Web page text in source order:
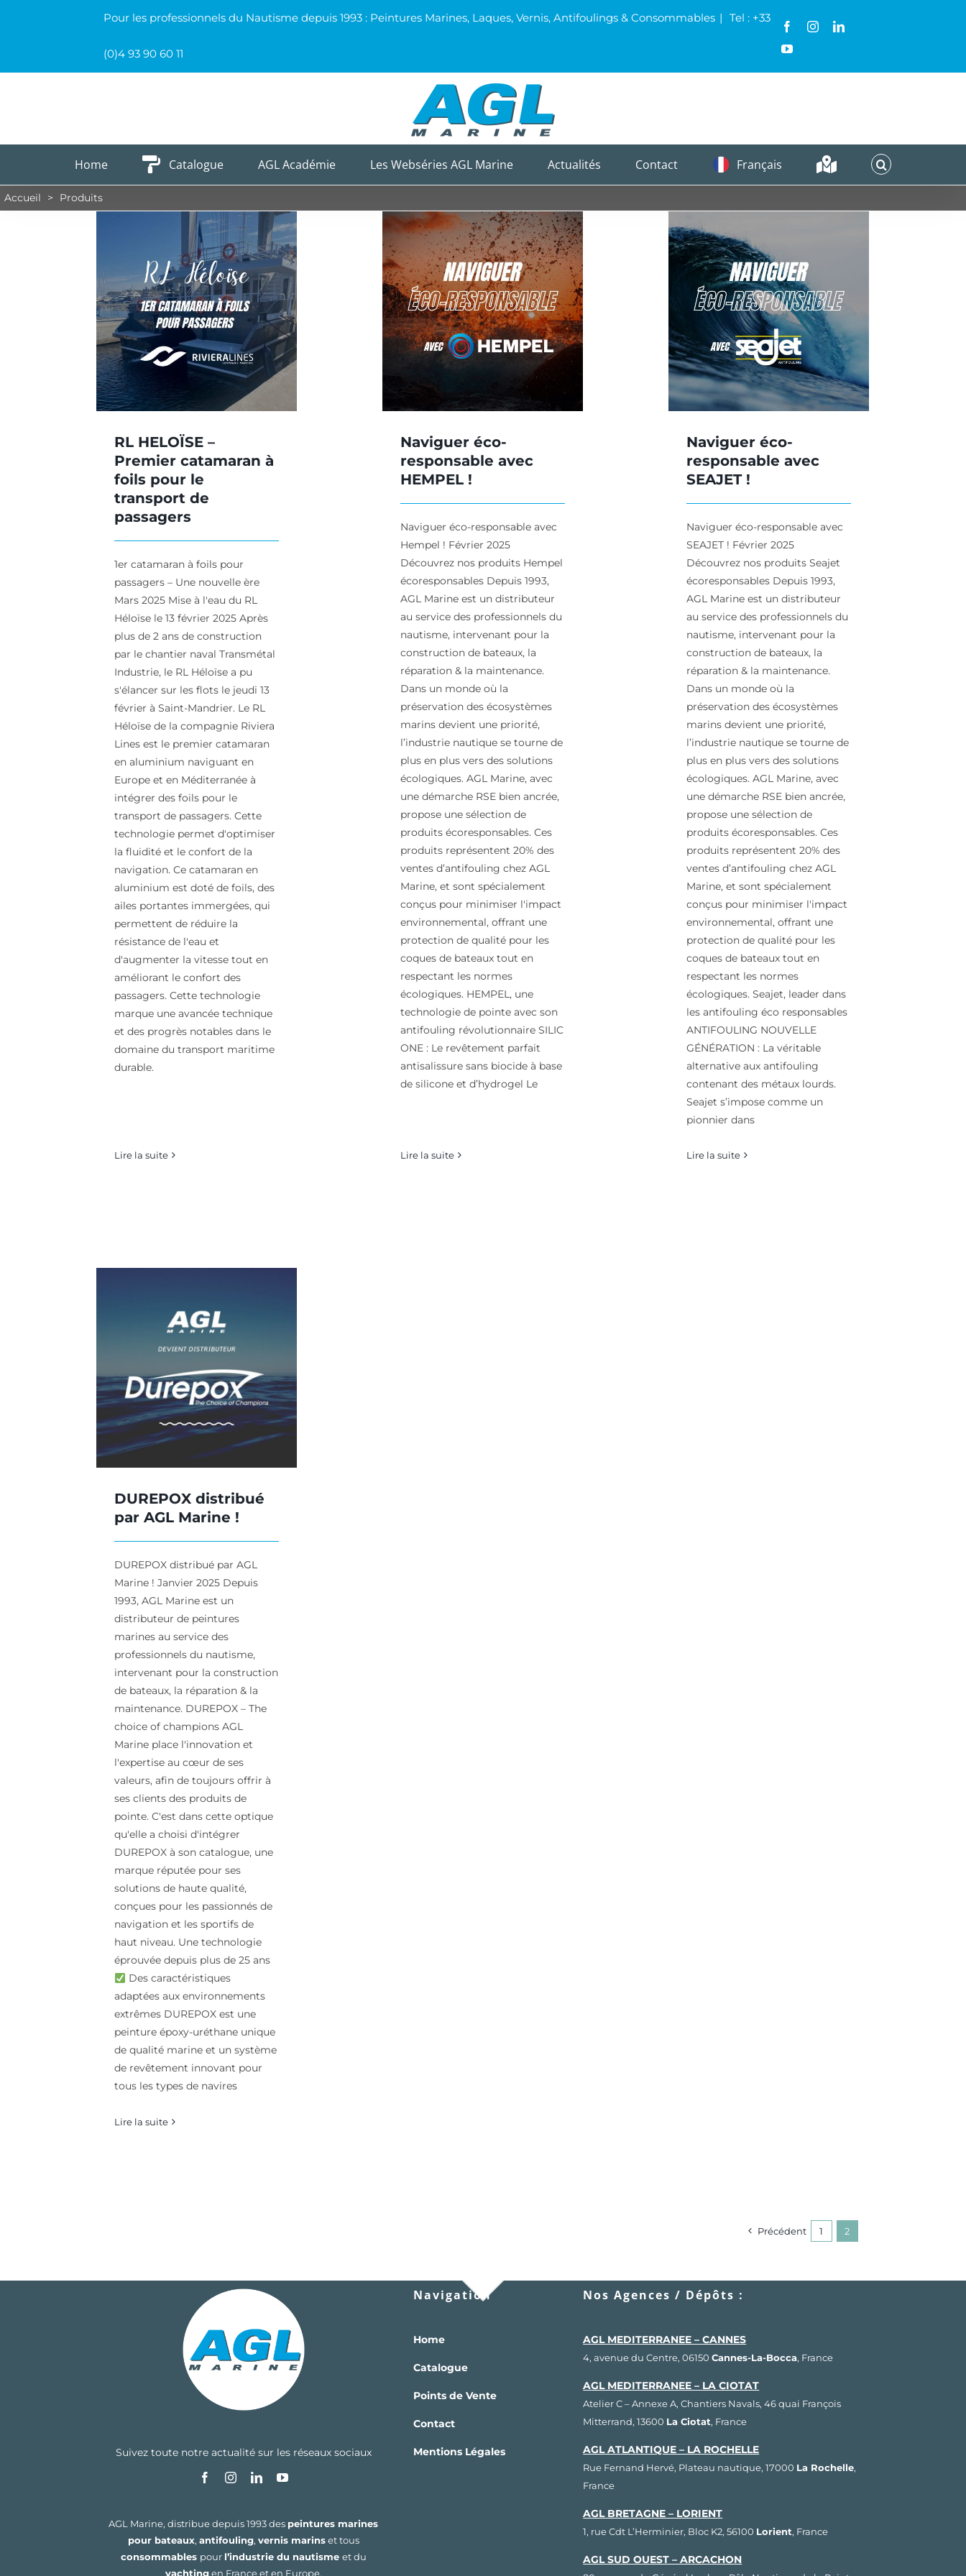
Pour les professionnels du Nautisme depuis 1993 : Peintures Marines, Laques, Vernis, Antifoulings & Consommables | Tel : +33
(0)4 93 90 60 11
FacebookInstagramLinkedIn
YouTube
Home Catalogue AGL Académie Les Webséries AGL Marine Actualités Contact Français
Accueil > Produits
RL HELOÏSE –
Premier catamaran à
foils pour le
transport de
passagers
1er catamaran à foils pour
passagers – Une nouvelle ère
Mars 2025 Mise à l'eau du RL
Héloïse le 13 février 2025 Après
plus de 2 ans de construction
par le chantier naval Transmétal
Industrie, le RL Héloïse a pu
s'élancer sur les flots le jeudi 13
février à Saint-Mandrier. Le RL
Héloïse de la compagnie Riviera
Lines est le premier catamaran
en aluminium naviguant en
Europe et en Méditerranée à
intégrer des foils pour le
transport de passagers. Cette
technologie permet d'optimiser
la fluidité et le confort de la
navigation. Ce catamaran en
aluminium est doté de foils, des
ailes portantes immergées, qui
permettent de réduire la
résistance de l'eau et
d'augmenter la vitesse tout en
améliorant le confort des
passagers. Cette technologie
marque une avancée technique
et des progrès notables dans le
domaine du transport maritime
durable.
Lire la suite
Naviguer éco-
responsable avec
HEMPEL !
AGL Marine Produits
Naviguer éco-
responsable avec
HEMPEL !
Naviguer éco-responsable avec
Hempel ! Février 2025
Découvrez nos produits Hempel
écoresponsables Depuis 1993,
AGL Marine est un distributeur
au service des professionnels du
nautisme, intervenant pour la
construction de bateaux, la
réparation & la maintenance.
Dans un monde où la
préservation des écosystèmes
marins devient une priorité,
l’industrie nautique se tourne de
plus en plus vers des solutions
écologiques. AGL Marine, avec
une démarche RSE bien ancrée,
propose une sélection de
produits écoresponsables. Ces
produits représentent 20% des
ventes d’antifouling chez AGL
Marine, et sont spécialement
conçus pour minimiser l'impact
environnemental, offrant une
protection de qualité pour les
coques de bateaux tout en
respectant les normes
écologiques. HEMPEL, une
technologie de pointe avec son
antifouling révolutionnaire SILIC
ONE : Le revêtement parfait
antisalissure sans biocide à base
de silicone et d’hydrogel Le
Lire la suite
Naviguer éco-
responsable avec
SEAJET !
AGL Marine
Naviguer éco-
responsable avec
SEAJET !
Naviguer éco-responsable avec
SEAJET ! Février 2025
Découvrez nos produits Seajet
écoresponsables Depuis 1993,
AGL Marine est un distributeur
au service des professionnels du
nautisme, intervenant pour la
construction de bateaux, la
réparation & la maintenance.
Dans un monde où la
préservation des écosystèmes
marins devient une priorité,
l’industrie nautique se tourne de
plus en plus vers des solutions
écologiques. AGL Marine, avec
une démarche RSE bien ancrée,
propose une sélection de
produits écoresponsables. Ces
produits représentent 20% des
ventes d’antifouling chez AGL
Marine, et sont spécialement
conçus pour minimiser l'impact
environnemental, offrant une
protection de qualité pour les
coques de bateaux tout en
respectant les normes
écologiques. Seajet, leader dans
les antifouling éco responsables
ANTIFOULING NOUVELLE
GÉNÉRATION : La véritable
alternative aux antifouling
contenant des métaux lourds.
Seajet s’impose comme un
pionnier dans
Lire la suite
DUREPOX distribué
par AGL Marine !
DUREPOX distribué par AGL
Marine ! Janvier 2025 Depuis
1993, AGL Marine est un
distributeur de peintures
marines au service des
professionnels du nautisme,
intervenant pour la construction
de bateaux, la réparation & la
maintenance. DUREPOX – The
choice of champions AGL
Marine place l'innovation et
l'expertise au cœur de ses
valeurs, afin de toujours offrir à
ses clients des produits de
pointe. C'est dans cette optique
qu'elle a choisi d'intégrer
DUREPOX à son catalogue, une
marque réputée pour ses
solutions de haute qualité,
conçues pour les passionnés de
navigation et les sportifs de
haut niveau. Une technologie
éprouvée depuis plus de 25 ans
Des caractéristiques
adaptées aux environnements
extrêmes DUREPOX est une
peinture époxy-uréthane unique
de qualité marine et un système
de revêtement innovant pour
tous les types de navires
Lire la suite
Précédent 1 2
Suivez toute notre actualité sur les réseaux sociaux
AGL Marine, distribue depuis 1993 des peintures marines
pour bateaux, antifouling, vernis marinset tous
consommables pour l’industrie du nautisme et du
yachtingen France et en Europe.
Navigation
Home
Catalogue
Points de Vente
Contact
Mentions Légales
Nos Agences / Dépôts :
AGL MEDITERRANEE – CANNES
4, avenue du Centre, 06150Cannes-La-Bocca, France
AGL MEDITERRANEE – LA CIOTAT
Atelier C – Annexe A, Chantiers Navals, 46 quai François
Mitterrand, 13600 La Ciotat, France
AGL ATLANTIQUE – LA ROCHELLE
Rue Fernand Hervé, Plateau nautique, 17000 La Rochelle,
France
AGL BRETAGNE – LORIENT
1, rue Cdt L’Herminier, Bloc K2, 56100 Lorient, France
AGL SUD OUEST – ARCACHON